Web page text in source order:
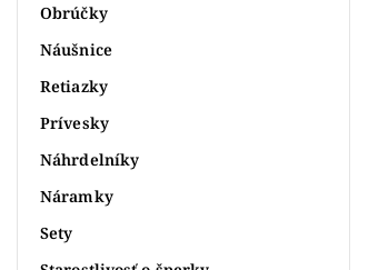
Obrúčky
Náušnice
Retiazky
Prívesky
Náhrdelníky
Náramky
Sety